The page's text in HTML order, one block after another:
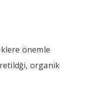
önemle
organik